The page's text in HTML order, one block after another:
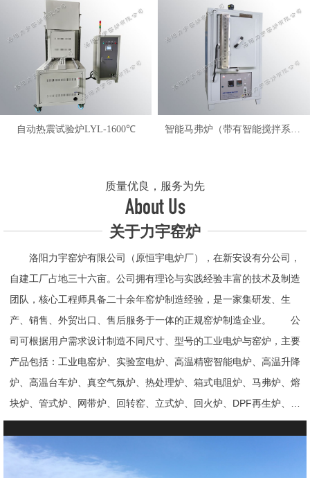
自动热震试验炉LYL-1600℃
质量优良，服务为先
About Us
关于力宇窑炉
洛阳力宇窑炉有限公司（原恒宇电炉厂），在新安设有分公司，
自建工厂占地三十六亩。公司拥有理论与实践经验丰富的技术及制造
团队，核心工程师具备二十余年窑炉制造经验，是一家集研发、生
产、销售、外贸出口、售后服务于一体的正规窑炉制造企业。 公
司可根据用户需求设计制造不同尺寸、型号的工业电炉与窑炉，主要
产品包括：工业电窑炉、实验室电炉、高温精密智能电炉、高温升降
炉、高温台车炉、真空气氛炉、热处理炉、箱式电阻炉、马弗炉、熔
块炉、管式炉、网带炉、回转窑、立式炉、回火炉、DPF再生炉、试
验电炉、钟罩炉、退火炉、烧结炉、热震炉、高真空炉、重烧炉、牙
科烤瓷炉、真空CVD管式炉、高温节能电炉、气氛炉、井式电炉、
熔炼炉、推板窑炉、辊道窑炉、烘箱、真空干燥箱、工业烘箱、发热